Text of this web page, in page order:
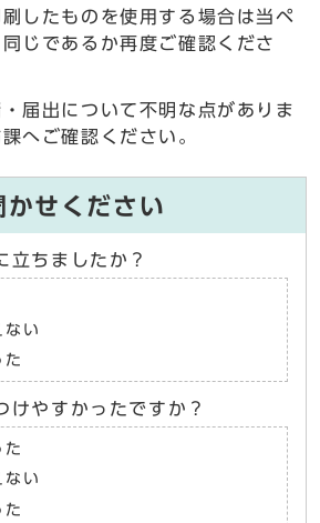
したものを使用する場合は当ペ
じであるか再度ご確認くださ
届出について不明な点がありま
へご確認ください。
かせください
立ちましたか？
ない
た
けやすかったですか？
た
ない
た